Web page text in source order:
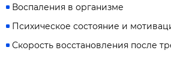
Воспаления в организме
Психическое состояние и
Скорость восстановления после